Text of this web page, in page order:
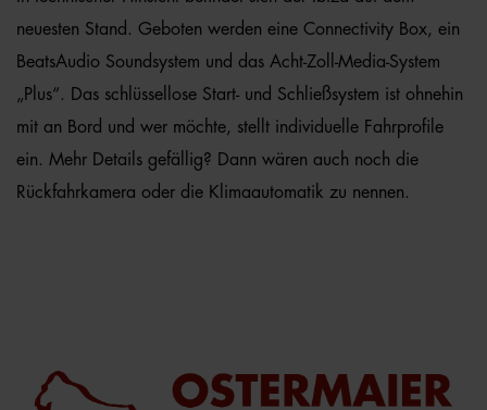
neuesten Stand. Geboten werden eine Connectivity Box, ein
BeatsAudio Soundsystem und das Acht-Zoll-Media-System
„Plus“. Das schlüssellose Start- und Schließsystem ist ohnehin
mit an Bord und wer möchte, stellt individuelle Fahrprofile
ein. Mehr Details gefällig? Dann wären auch noch die
Rückfahrkamera oder die Klimaautomatik zu nennen.